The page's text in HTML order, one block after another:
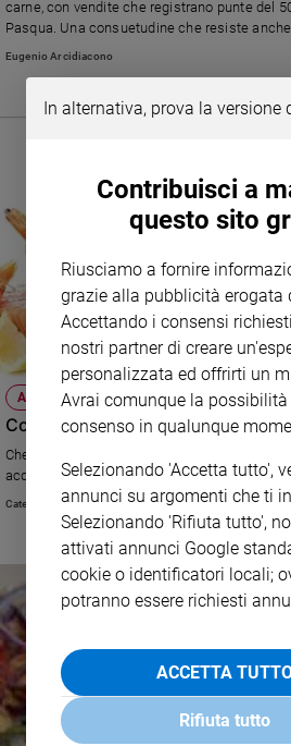
Policy
Chi
siamo
Registrati
Redazione
Social
carne, con vendite che registrano punte del
Pasqua. Una consuetudine che resiste
sono affievolite con il passare dei secoli.
Eugenio Arcidiacono
ATTUALITÀ
Come riconoscere il pesce buono
Che sia fresco o surgelato, il pesce è un
acquistarlo consapevolmente e a portarlo in
Caterina Allegro
In alternativa, prova la versione
Contribuisci a
questo sito
Riusciamo a fornire
grazie alla pubblicità erogata
Accettando i consensi
nostri partner di creare
personalizzata ed offrirti un
Avrai comunque la possibilità
consenso in qualunque
Selezionando 'Accetta tutto',
annunci su argomenti che ti
Selezionando 'Rifiuta tutto',
attivati annunci Google
cookie o identificatori locali;
potranno essere richiesti
ACCETTA
Rifiuta tutto